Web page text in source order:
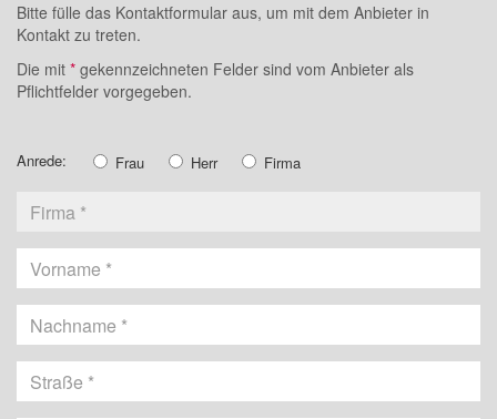
Bitte fülle das Kontaktformular aus, um mit dem Anbieter in
Kontakt zu treten.
Die mit * gekennzeichneten Felder sind vom Anbieter als
Pflichtfelder vorgegeben.
Anrede: Frau Herr Firma
Vorname
Nachname